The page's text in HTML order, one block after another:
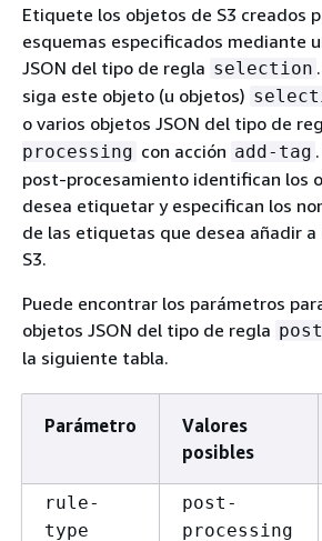
Etiquete los objetos de S3 creados
esquemas especificados mediante
JSON del tipo de regla selection
siga este objeto (u objetos)
o varios objetos JSON del tipo de
processing con acción add-tag
post-procesamiento identifican los
desea etiquetar y especifican los
de las etiquetas que desea añadir
S3.
Puede encontrar los parámetros
objetos JSON del tipo de regla
la siguiente tabla.
Parámetro
Valores
posibles
rule-
type
post-
processing